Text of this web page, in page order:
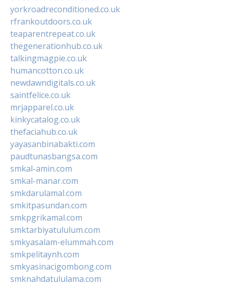
yorkroadreconditioned.co.uk
rfrankoutdoors.co.uk
teaparentrepeat.co.uk
thegenerationhub.co.uk
talkingmagpie.co.uk
humancotton.co.uk
newdawndigitals.co.uk
saintfelice.co.uk
mrjapparel.co.uk
kinkycatalog.co.uk
thefaciahub.co.uk
yayasanbinabakti.com
paudtunasbangsa.com
smkal-amin.com
smkal-manar.com
smkdarulamal.com
smkitpasundan.com
smkpgrikamal.com
smktarbiyatululum.com
smkyasalam-elummah.com
smkpelitaynh.com
smkyasinacigombong.com
smknahdatululama.com